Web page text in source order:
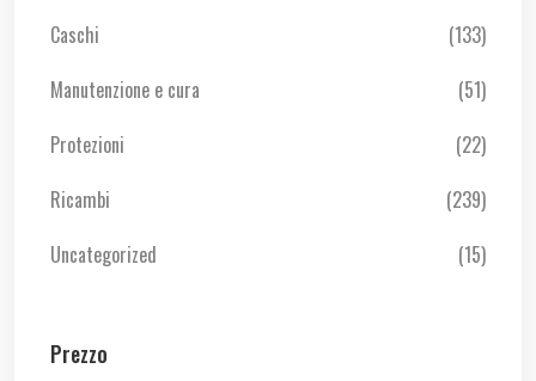
Caschi
(133)
Manutenzione e cura
(51)
Protezioni
(22)
Ricambi
(239)
Uncategorized
(15)
Prezzo